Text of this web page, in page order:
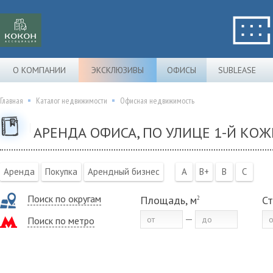
О КОМПАНИИ ЭКСКЛЮЗИВЫ ОФИСЫ SUBLEASE
Главная Каталог недвижимости Офисная недвижимость
АРЕНДА ОФИСА, ПО УЛИЦЕ 1-Й
Аренда Покупка Арендный бизнес A B+ B C
Поиск по округам
Поиск по метро
Площадь, м2